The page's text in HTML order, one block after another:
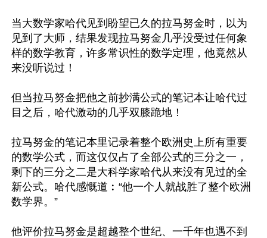
当大数学家哈代见到盼望已久的拉马努金时，以为
见到了大师，结果发现拉马努金几乎没受过任何象
样的数学教育，许多常识性的数学定理，他竟然从
来没听说过！
但当拉马努金把他之前抄满公式的笔记本让哈代过
目之后，哈代激动的几乎双膝跪地！
拉马努金的笔记本里记录着整个欧洲史上所有重要
的数学公式，而这仅仅占了全部公式的三分之一，
剩下的三分之二是大科学家哈代从来没有见过的全
新公式。哈代感慨道︰“他一个人就战胜了整个欧洲
数学界。”
他评价拉马努金是超越整个世纪、一千年也遇不到